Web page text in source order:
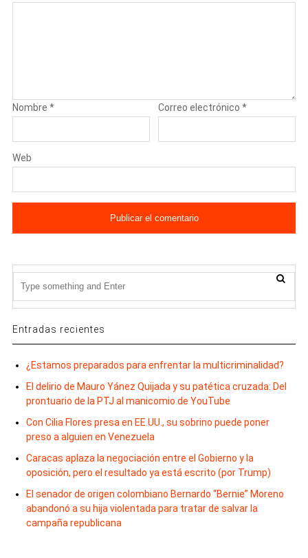
Nombre * Correo electrónico*
Web
Entradas recientes
¿Estamos preparados para enfrentar la multicriminalidad?
El delirio de Mauro Yánez Quijada y su patética cruzada: Del
prontuario de la PTJ al manicomio de YouTube
Con Cilia Flores presa en EE.UU., su sobrino puede poner
preso a alguien en Venezuela
Caracas aplaza la negociación entre el Gobierno y la
oposición, pero el resultado ya está escrito (por Trump)
El senador de origen colombiano Bernardo “Bernie” Moreno
abandonó a su hija violentada para tratar de salvar la
campaña republicana